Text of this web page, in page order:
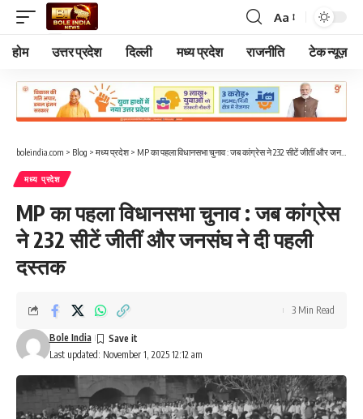
Font
Resizer
Aa
होम उत्तर प्रदेश दिल्ली मध्य प्रदेश राजनीति टेक न्यूज़
boleindia.com > Blog > मध्य प्रदेश> MP का पहला विधानसभा चुनाव : जब कांग्रेस ने 232 सीटें जीतीं और जनसंघ ने दी पहली दस्तक
मध्य प्रदेश
MP का पहला विधानसभा चुनाव : जब कांग्रेस
ने 232 सीटें जीतीं और जनसंघ ने दी पहली
दस्तक
Last updated: November 1, 2025 12:12 am
Bole India
3 Min Read